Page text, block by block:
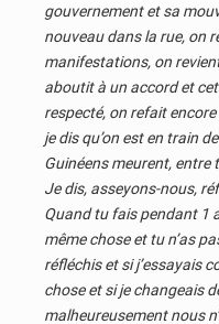
gouvernement et sa
nouveau dans la rue, on
manifestations, on
aboutit à un accord et
respecté, on refait
je dis qu’on est en train
Guinéens meurent,
Je dis, asseyons-nous,
Quand tu fais pendant 1
même chose et tu n’as
réfléchis et si j’essayais
chose et si je changeais
malheureusement nous